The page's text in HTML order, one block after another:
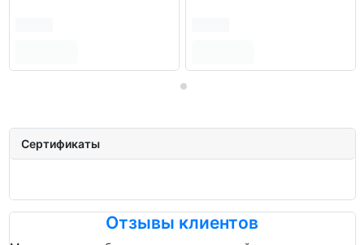
Сертификаты
Отзывы клиентов